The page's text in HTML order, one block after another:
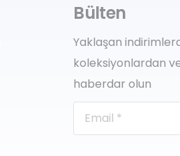
Bülten
Yaklaşan
koleksiyonlardan
haberdar olun